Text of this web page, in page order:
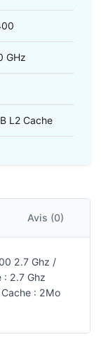
GHz
L2 Cache
Avis (0)
2.7 Ghz /
: 2.7 Ghz
: 2Mo